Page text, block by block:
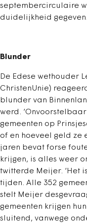
septembercirculaire
duidelijkheid gegeven.
Blunder
De Edese wethouder
ChristenUnie)
blunder van
werd.
gemeenten op
of en hoeveel geld ze
jaren bevat forse
krijgen, is alles weer
twitterde Meijer. ‘Het
tijden. Alle 352
stelt Meijer
gemeenten krijgen
sluitend, vanwege